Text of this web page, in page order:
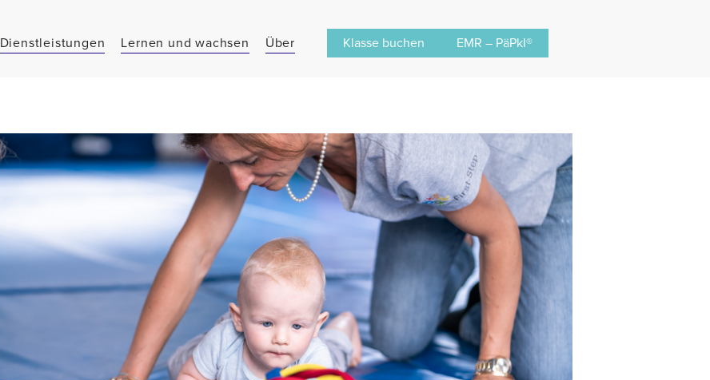
Dienstleistungen Lernen und wachsen Über Klasse buchen EMR – PäPkI®